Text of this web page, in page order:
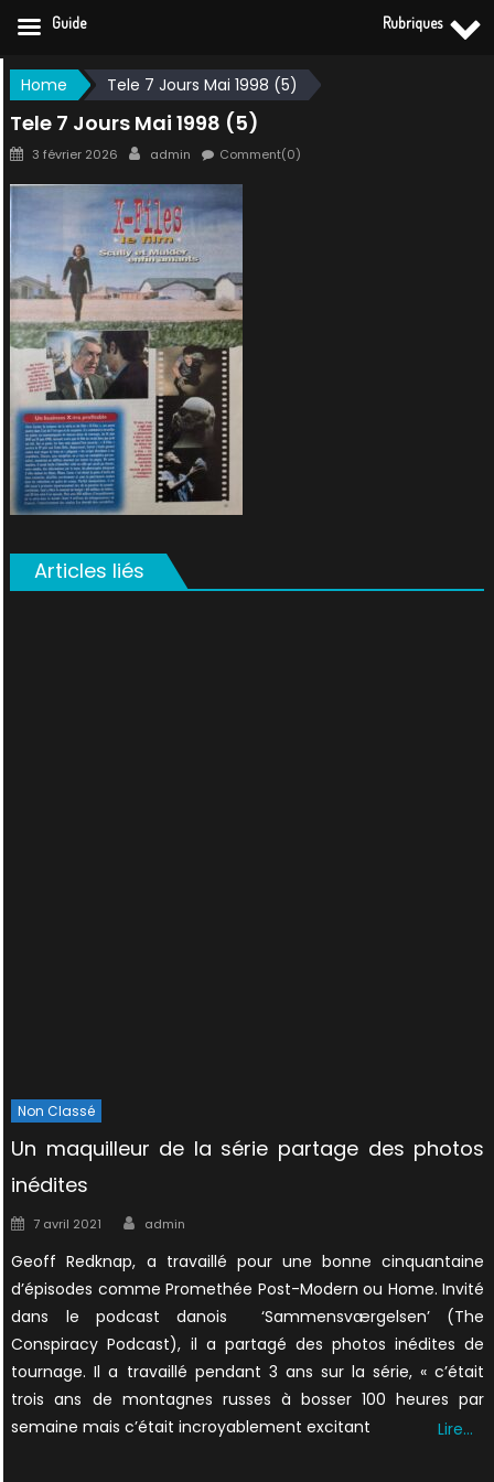
Skip
to
content
Home Tele 7 Jours Mai 1998 (5)
Tele 7 Jours Mai 1998 (5)
Posted
3 février 2026 Author
admin Comment(0)
Articles liés
Non Classé
Un maquilleur de la série partage des photos
inédites
Posted
7 avril 2021 Author
admin
Geoff Redknap, a travaillé pour une bonne cinquantaine
d’épisodes comme Promethée Post-Modern ou Home. Invité
dans le podcast danois ‘Sammensværgelsen’ (The
Conspiracy Podcast), il a partagé des photos inédites de
tournage. Il a travaillé pendant 3 ans sur la série, « c’était
trois ans de montagnes russes à bosser 100 heures par
semaine mais c’était incroyablement excitant
Lire…
Guide Rubriques